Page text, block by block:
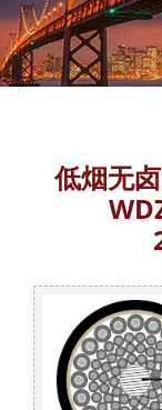
低烟无